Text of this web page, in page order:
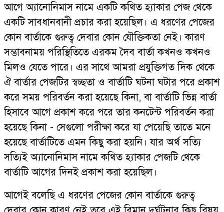
আগে অ্যানোনিমাস নামে একটি কথিত হ্যাকার পেজ থেকে
একটি সাবধানবানী প্রচার করা হয়েছিল। এ ধরণের পেজের
কোন বার্তাকে গুরুত্ব দেবার কোন যৌক্তিকতা নেই। কারণ
সম্ভাবনাময় পরিস্থিতিতে এরকম দৈব বার্তা কখনও কখনও
মিলও যেতে পারে। এর সাথে আমরা প্রযুক্তিগত দিক থেকে
ঐ বার্তার পেজটির স্বচ্ছতা ও বার্তাটি ঘটনা ঘটার পরে প্রকাশ
করে সময় পরিবর্তন করা হয়েছে কিনা, বা বার্তাটি ভিন্ন বার্তা
হিসাবে আগে প্রকাশ করে পরে তার কনটেন্ট পরিবর্তন করা
হয়েছে কিনা - সেগুলো পরীক্ষা করে যা পেয়েছি তাতে মনে
হয়েছে বার্তাটিতে এমন কিছু করা হয়নি। যার অর্থ সত্যি
সত্যিই অ্যানোনিমাস নামে কথিত হ্যাকার পেজটি থেকে
বার্তাটি আগের দিনই প্রকাশ করা হয়েছিল।
আগেই বলেছি এ ধরণের পেজের কোন বার্তাকে গুরুত্ব